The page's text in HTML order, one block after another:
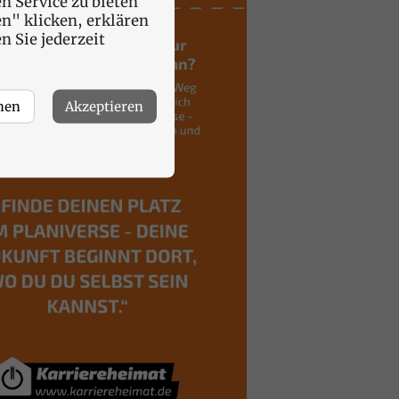
klicken, erklären
Sie jederzeit
Akzeptieren